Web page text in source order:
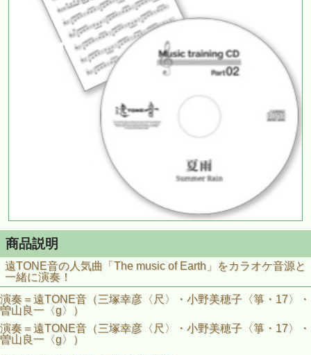
商品説明
遠TONE音の人気曲「The music of Earth」をカラオケ音源と
一緒に演奏！
演奏＝遠TONE音（三塚幸彦〈尺〉・小野美穂子〈箏・17〉・
曽山良一〈g〉）
演奏＝遠TONE音（三塚幸彦〈尺〉・小野美穂子〈箏・17〉・
曽山良一〈g〉）